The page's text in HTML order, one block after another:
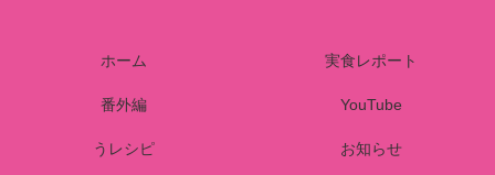
ホーム 実食レポート
番外編 YouTube
うレシピ お知らせ